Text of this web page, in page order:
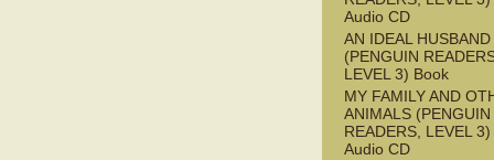
Audio CD
AN IDEAL HUSBAND
(PENGUIN
LEVEL 3) Book
MY FAMILY AND
ANIMALS (PENGUIN
READERS, LEVEL
Audio CD